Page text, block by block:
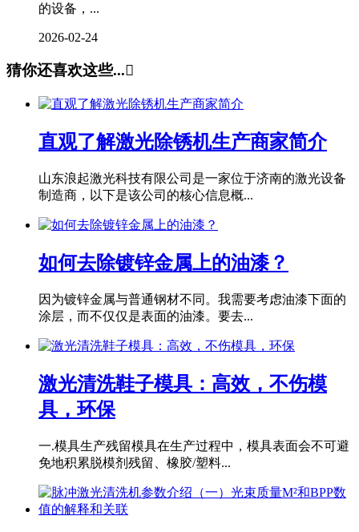
的设备，...
2026-02-24
猜你还喜欢这些...
直观了解激光除锈机生产商家简介
山东浪起激光科技有限公司是一家位于济南的激光设备
制造商，以下是该公司的核心信息概...
如何去除镀锌金属上的油漆？
因为镀锌金属与普通钢材不同。我需要考虑油漆下面的
涂层，而不仅仅是表面的油漆。要去...
激光清洗鞋子模具：高效，不伤模
具，环保
一.模具生产残留模具在生产过程中，模具表面会不可避
免地积累脱模剂残留、橡胶/塑料...